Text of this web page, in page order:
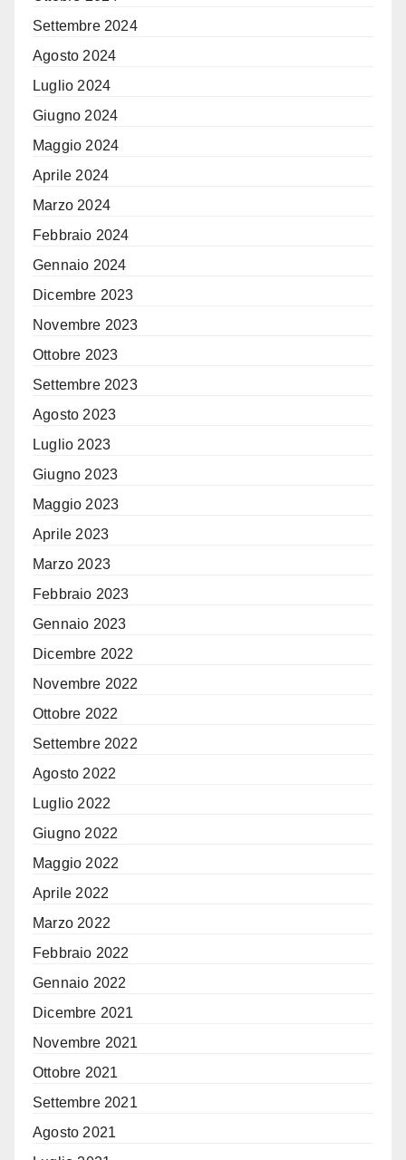
Settembre 2024
Agosto 2024
Luglio 2024
Giugno 2024
Maggio 2024
Aprile 2024
Marzo 2024
Febbraio 2024
Gennaio 2024
Dicembre 2023
Novembre 2023
Ottobre 2023
Settembre 2023
Agosto 2023
Luglio 2023
Giugno 2023
Maggio 2023
Aprile 2023
Marzo 2023
Febbraio 2023
Gennaio 2023
Dicembre 2022
Novembre 2022
Ottobre 2022
Settembre 2022
Agosto 2022
Luglio 2022
Giugno 2022
Maggio 2022
Aprile 2022
Marzo 2022
Febbraio 2022
Gennaio 2022
Dicembre 2021
Novembre 2021
Ottobre 2021
Settembre 2021
Agosto 2021